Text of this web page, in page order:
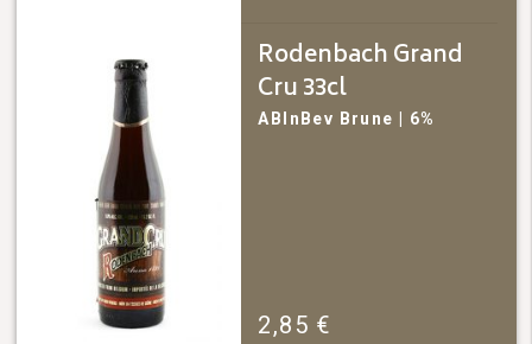
Rodenbach Grand
Cru 33cl
ABInBev Brune | 6%
2,85 €